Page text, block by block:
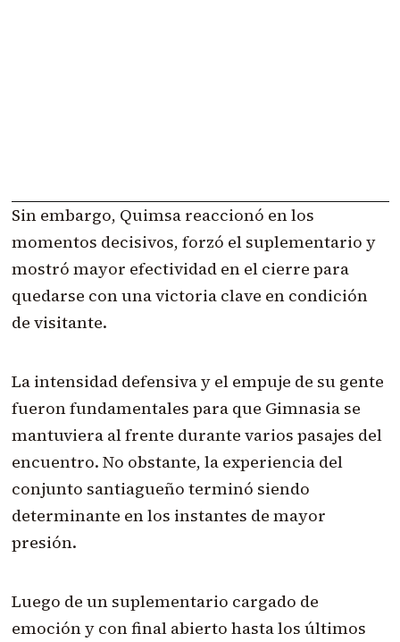
Sin embargo, Quimsa reaccionó en los
momentos decisivos, forzó el suplementario y
mostró mayor efectividad en el cierre para
quedarse con una victoria clave en condición
de visitante.
La intensidad defensiva y el empuje de su gente
fueron fundamentales para que Gimnasia se
mantuviera al frente durante varios pasajes del
encuentro. No obstante, la experiencia del
conjunto santiagueño terminó siendo
determinante en los instantes de mayor
presión.
Luego de un suplementario cargado de
emoción y con final abierto hasta los últimos